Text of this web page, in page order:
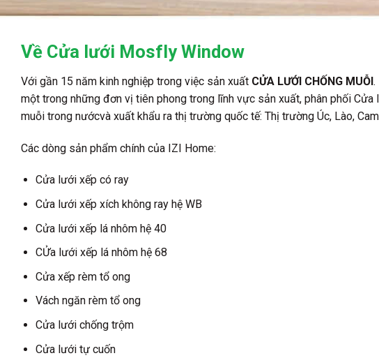
Về Cửa lưới Mosfly Window
Với gần 15 năm kinh nghiệp trong việc sản xuất CỬA LƯỚI CHỐNG MUỖI
một trong những đơn vị tiên phong trong lĩnh vực sản xuất, phân phối Cửa
muỗi trong nướcvà xuất khẩu ra thị trường quốc tế: Thị trường Úc, Lào,
Các dòng sản phẩm chính của IZI Home:
Cửa lưới xếp có ray
Cửa lưới xếp xích không ray hệ WB
Cửa lưới xếp lá nhôm hệ 40
CỬa lưới xếp lá nhôm hệ 68
Cửa xếp rèm tổ ong
Vách ngăn rèm tổ ong
Cửa lưới chống trộm
Cửa lưới tự cuốn